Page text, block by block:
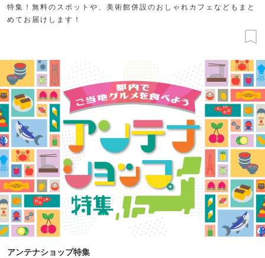
特集！無料のスポットや、美術館併設のおしゃれカフェなどもまと
めてお届けします！
アンテナショップ特集